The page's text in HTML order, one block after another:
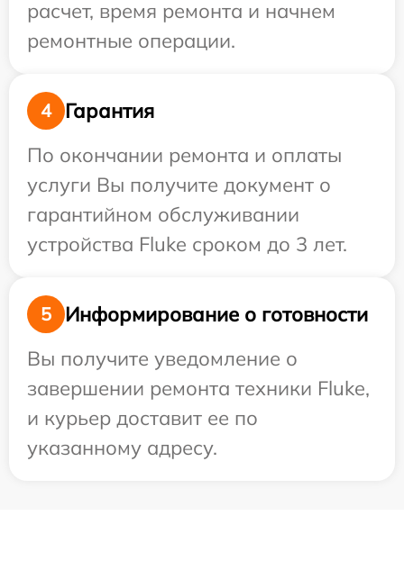
расчет, время ремонта и начнем
ремонтные операции.
4
Гарантия
По окончании ремонта и оплаты
услуги Вы получите документ о
гарантийном обслуживании
устройства Fluke сроком до 3 лет.
5
Информирование о готовности
Вы получите уведомление о
завершении ремонта техники Fluke,
и курьер доставит ее по
указанному адресу.